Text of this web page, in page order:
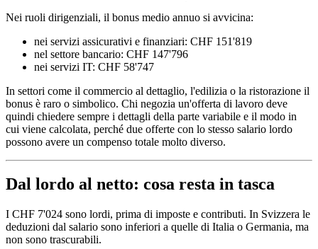
Nei ruoli dirigenziali, il bonus medio annuo si avvicina:
nei servizi assicurativi e finanziari: CHF 151'819
nel settore bancario: CHF 147'796
nei servizi IT: CHF 58'747
In settori come il commercio al dettaglio, l'edilizia o la ristorazione il
bonus è raro o simbolico. Chi negozia un'offerta di lavoro deve
quindi chiedere sempre i dettagli della parte variabile e il modo in
cui viene calcolata, perché due offerte con lo stesso salario lordo
possono avere un compenso totale molto diverso.
Dal lordo al netto: cosa resta in tasca
I CHF 7'024 sono lordi, prima di imposte e contributi. In Svizzera le
deduzioni dal salario sono inferiori a quelle di Italia o Germania, ma
non sono trascurabili.